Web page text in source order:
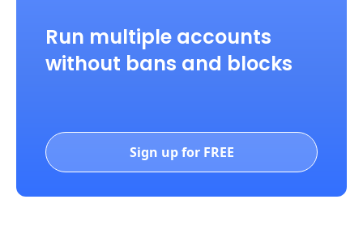
Run multiple accounts
without bans and blocks
Sign up for FREE